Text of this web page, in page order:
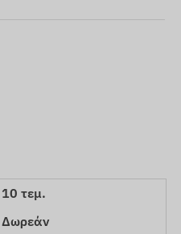
10 τεμ.
Δωρεάν